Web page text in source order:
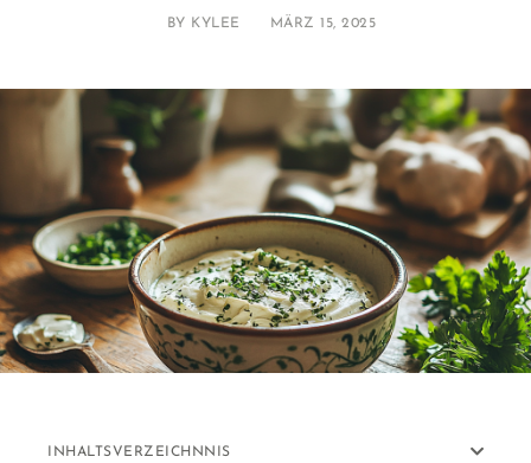
BY KYLEE MÄRZ 15, 2025
INHALTSVERZEICHNNIS